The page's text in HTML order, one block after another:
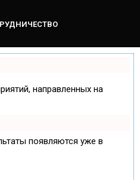
направленных на
появляются уже в